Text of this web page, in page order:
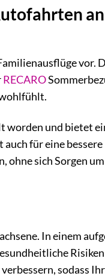
vor.
RECARO
worden und bietet
für eine bessere
ohne sich Sorgen um
In einem
sodass